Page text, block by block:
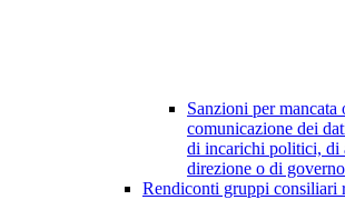
Sanzioni per mancata
comunicazione dei
di incarichi politici, di
direzione o di governo
Rendiconti gruppi consiliari